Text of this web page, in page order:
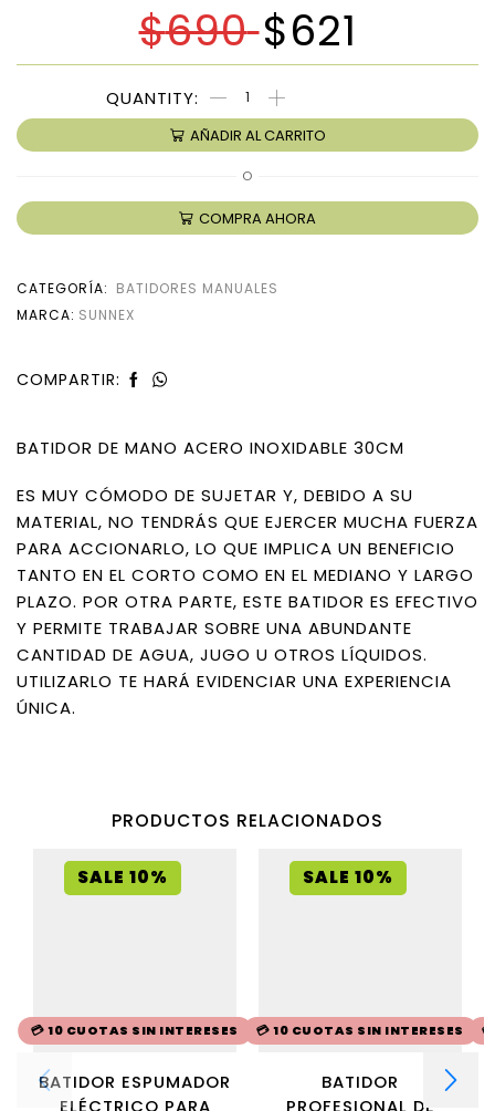
$690 $621
AÑADIR AL CARRITO
O
COMPRA AHORA
CATEGORÍA: BATIDORES MANUALES
MARCA: SUNNEX
COMPARTIR:
BATIDOR DE MANO ACERO INOXIDABLE 30CM
ES MUY CÓMODO DE SUJETAR Y, DEBIDO A SU
MATERIAL, NO TENDRÁS QUE EJERCER MUCHA FUERZA
PARA ACCIONARLO, LO QUE IMPLICA UN BENEFICIO
TANTO EN EL CORTO COMO EN EL MEDIANO Y LARGO
PLAZO. POR OTRA PARTE, ESTE BATIDOR ES EFECTIVO
Y PERMITE TRABAJAR SOBRE UNA ABUNDANTE
CANTIDAD DE AGUA, JUGO U OTROS LÍQUIDOS.
UTILIZARLO TE HARÁ EVIDENCIAR UNA EXPERIENCIA
ÚNICA.
PRODUCTOS RELACIONADOS
SALE 10%
💳 10 CUOTAS SIN INTERESES
BATIDOR ESPUMADOR
ELÉCTRICO PARA
SALE 10%
💳 10 CUOTAS SIN INTERESES
BATIDOR
PROFESIONAL DE